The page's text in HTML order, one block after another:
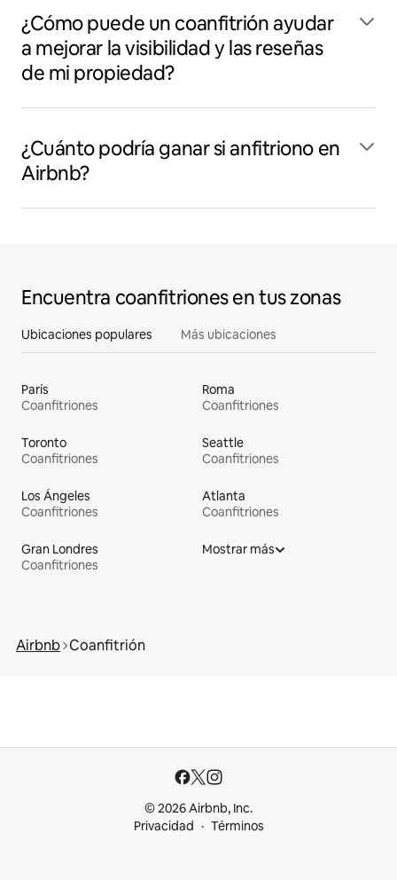
¿Cómo puede un coanfitrión ayudar
a mejorar la visibilidad y las reseñas
de mi propiedad?
¿Cuánto podría ganar si anfitriono en
Airbnb?
Encuentra coanfitriones en tus zonas
Ubicaciones populares Más ubicaciones
París
Coanfitriones
Roma
Coanfitriones
Toronto
Coanfitriones
Seattle
Coanfitriones
Los Ángeles
Coanfitriones
Atlanta
Coanfitriones
Gran Londres
Coanfitriones
Mostrar más
Airbnb Coanfitrión
© 2026 Airbnb, Inc.
Privacidad
Términos